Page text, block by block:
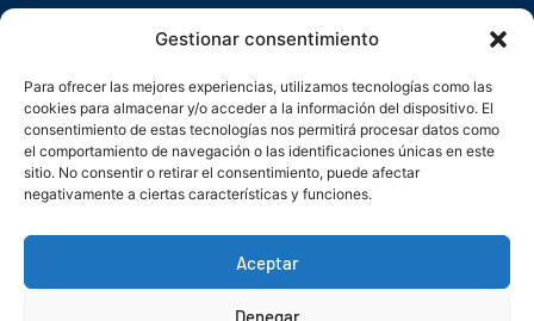
Gestionar consentimiento
Para ofrecer las mejores experiencias, utilizamos tecnologías como las
cookies para almacenar y/o acceder a la información del dispositivo. El
consentimiento de estas tecnologías nos permitirá procesar datos como
el comportamiento de navegación o las identificaciones únicas en este
sitio. No consentir o retirar el consentimiento, puede afectar
negativamente a ciertas características y funciones.
Aceptar
Denegar
Redes sociales